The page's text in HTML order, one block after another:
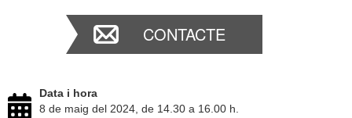
CONTACTE
Data i hora
8 de maig del 2024, de 14.30 a 16.00 h.